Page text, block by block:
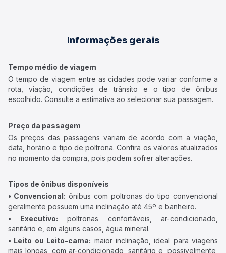
Informações gerais
Tempo médio de viagem
O tempo de viagem entre as cidades pode variar conforme a
rota, viação, condições de trânsito e o tipo de ônibus
escolhido. Consulte a estimativa ao selecionar sua passagem.
Preço da passagem
Os preços das passagens variam de acordo com a viação,
data, horário e tipo de poltrona. Confira os valores atualizados
no momento da compra, pois podem sofrer alterações.
Tipos de ônibus disponíveis
• Convencional: ônibus com poltronas do tipo convencional
geralmente possuem uma inclinação até 45º e banheiro.
• Executivo: poltronas confortáveis, ar-condicionado,
sanitário e, em alguns casos, água mineral.
• Leito ou Leito-cama: maior inclinação, ideal para viagens
mais longas, com ar-condicionado, sanitário e, possivelmente,